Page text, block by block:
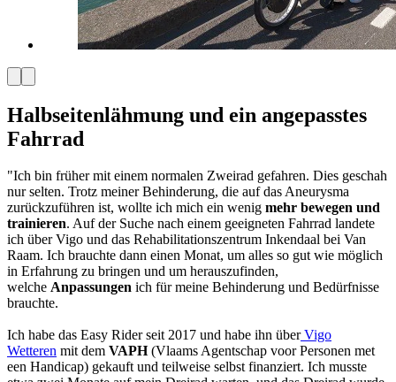
Halbseitenlähmung und ein angepasstes
Fahrrad
"Ich bin früher mit einem normalen Zweirad gefahren. Dies geschah
nur selten. Trotz meiner Behinderung, die auf das Aneurysma
zurückzuführen ist, wollte ich mich ein wenig mehr bewegen und
trainieren. Auf der Suche nach einem geeigneten Fahrrad landete
ich über Vigo und das Rehabilitationszentrum Inkendaal bei Van
Raam. Ich brauchte dann einen Monat, um alles so gut wie möglich
in Erfahrung zu bringen und um herauszufinden,
welche Anpassungen ich für meine Behinderung und Bedürfnisse
brauchte.
Ich habe das Easy Rider seit 2017 und habe ihn überVigo
Wetteren mit dem VAPH(Vlaams Agentschap voor Personen met
een Handicap) gekauft und teilweise selbst finanziert. Ich musste